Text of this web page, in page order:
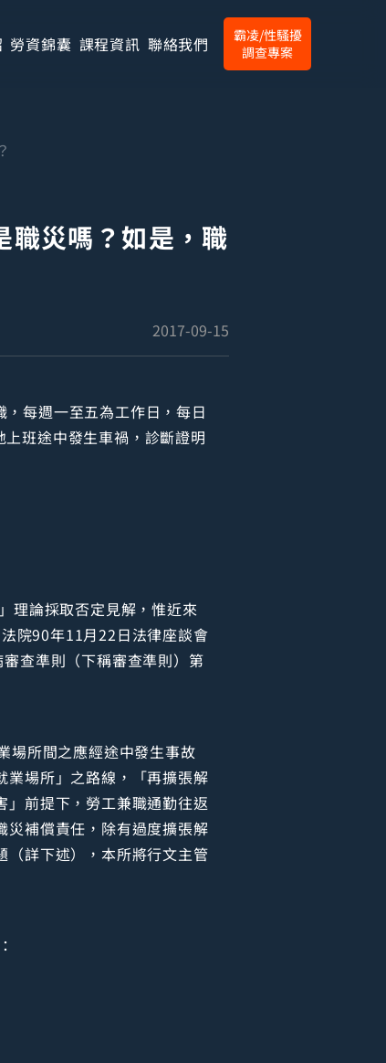
勞資錦囊 課程資訊 聯絡我們
霸凌/性騷擾
調查專案
職災嗎？如是，職
2017-09-15
每週一至五為工作日，每日
班途中發生車禍，診斷證明
理論採取否定見解，惟近來
院90年11月22日法律座談會
查準則（下稱審查準則）第
場所間之應經途中發生事故
業場所」之路線，「再擴張解
前提下，勞工兼職通勤往返
災補償責任，除有過度擴張解
（詳下述），本所將行文主管